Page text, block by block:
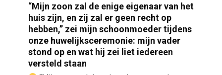
“Mijn zoon zal de enige eigenaar van het
huis zijn, en zij zal er geen recht op
hebben,” zei mijn schoonmoeder tijdens
onze huwelijksceremonie: mijn vader
stond op en wat hij zei liet iedereen
versteld staan